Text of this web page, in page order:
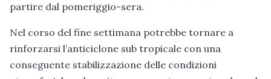
partire dal pomeriggio-sera.
Nel corso del fine settimana potrebbe tornare a
rinforzarsi l’anticiclone sub tropicale con una
conseguente stabilizzazione delle condizioni